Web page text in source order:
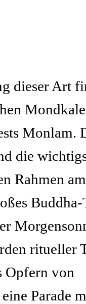
dieser Art
Monlam.
die
Rahmen
ritueller
Opfern von
Parade